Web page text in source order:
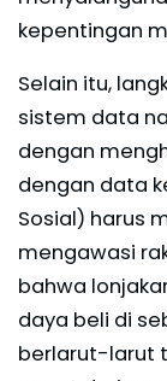
kepentingan
Selain itu,
sistem data
dengan
dengan data
Sosial) harus
mengawasi
bahwa
daya beli di
berlarut-larut